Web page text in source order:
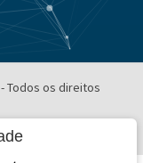
Todos os direitos